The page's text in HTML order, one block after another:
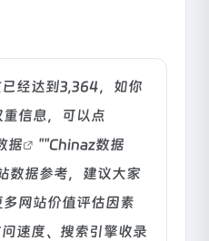
经达到3,364，如你
信息，可以点
据 ""Chinaz数据
数据参考，建议大家
网站价值评估因素
速度、搜索引擎收录